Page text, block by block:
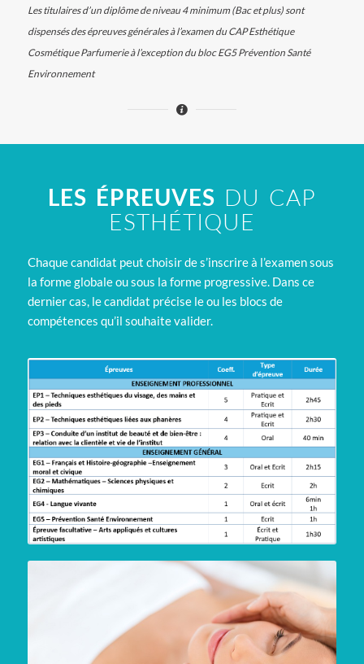
Les titulaires d’un diplôme de niveau 4 minimum (Bac et plus) sont
dispensés des épreuves générales à l’examen du CAP Esthétique
Cosmétique Parfumerie à l’exception du bloc EG5 Prévention Santé
Environnement
LES ÉPREUVES DU CAP
ESTHÉTIQUE
Chaque candidat peut choisir de s’inscrire à l’examen sous
la forme globale ou sous la forme progressive. Dans ce
dernier cas, le candidat précise le ou les blocs de
compétences qu’il souhaite valider.